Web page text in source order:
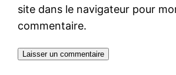
site dans le navigateur pour
commentaire.